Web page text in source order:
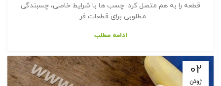
قطعه را به هم متصل کرد. چسب ها با شرایط خاصی، چسبندگی
مطلوبی برای قطعات فر...
ادامه مطلب
02
ژوئن